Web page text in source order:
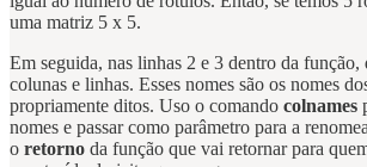
uma matriz 5 x 5.
Em seguida, nas linhas 2 e 3 dentro da função,
colunas e linhas. Esses nomes são os nomes
propriamente ditos. Uso o comando colnames
nomes e passar como parâmetro para a
o retorno da função que vai retornar para